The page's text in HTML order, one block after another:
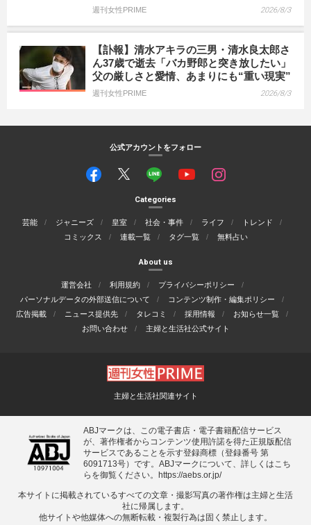
週刊女性PRIME 2026/8/3
【訃報】清水アキラの三男・清水良太郎さ
ん37歳で逝去「バカ野郎と突き放したい」
父の厳しさと愛情、あまりにも“重い現実”
週刊女性PRIME 2026/8/3
公式アカウントをフォロー
Categories
芸能 ジャニーズ 皇室 社会・事件 ライフ
トレンド
コミックス
連載一覧 タグ一覧 無料占い
About us
運営会社 利用規約
プライバシーポリシー
パーソナルデータの外部送信について
コンテンツ制作・編集ポリシー
広告掲載
ニュース提供先 タレコミ 採用情報
お知らせ一覧
お問い合わせ
主婦と生活社公式サイト
主婦と生活社関連サイト
ABJマークは、この電子書店・電子書籍配信サービス
が、著作権者からコンテンツ使用許諾を得た正規版配信
サービスであることを示す登録商標（登録番号 第
6091713号）です。ABJマークについて、詳しくはこち
らを御覧ください。
https://aebs.or.jp/
本サイトに掲載されているすべての⽂章・撮影写真の著作権は主婦と⽣活
社に帰属します。
他サイトや他媒体への無断転載・複製⾏為は固く禁⽌します。